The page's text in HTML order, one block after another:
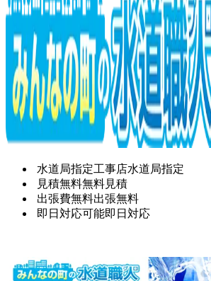
水道局指定工事店水道局指定
見積無料無料見積
出張費無料出張無料
即日対応可能即日対応